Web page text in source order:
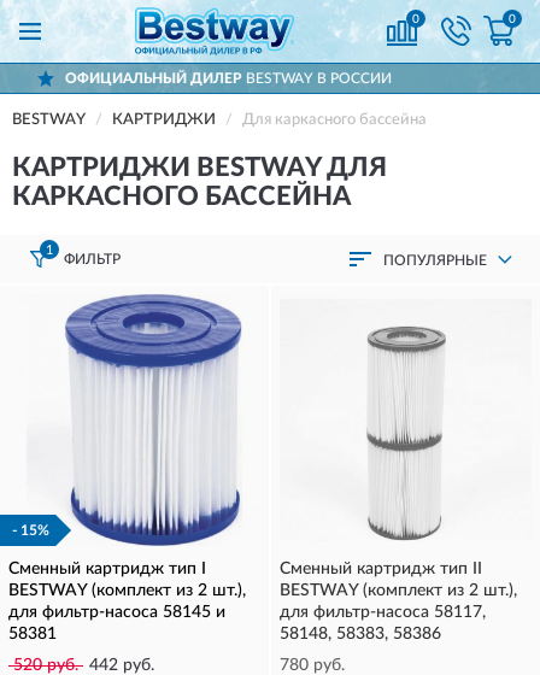
0 0
ДИЛЕРBESTWAY В РОССИИ
BESTWAY КАРТРИДЖИ Для каркасного бассейна
КАРТРИДЖИ BESTWAY ДЛЯ
КАРКАСНОГО БАССЕЙНА
1
ФИЛЬТР ПОПУЛЯРНЫЕ
- 15%
Сменный картридж тип I
BESTWAY (комплект из 2 шт.),
для фильтр-насоса 58145 и
58381
520 руб. 442 руб.
Сменный картридж тип II
BESTWAY (комплект из 2 шт.),
для фильтр-насоса 58117,
58148, 58383, 58386
780 руб.